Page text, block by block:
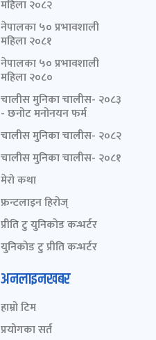
महिला २०८२
नेपालका ५० प्रभावशाली
महिला २०८१
नेपालका ५० प्रभावशाली
महिला २०८०
चालीस मुनिका चालीस- २०८३
- छनोट मनोनयन फर्म
चालीस मुनिका चालीस- २०८२
चालीस मुनिका चालीस- २०८१
मेरो कथा
फ्रन्टलाइन हिरोज्
प्रीति टु युनिकोड कन्भर्टर
युनिकोड टु प्रीति कन्भर्टर
अनलाइनखबर
हाम्रो टिम
प्रयोगका सर्त